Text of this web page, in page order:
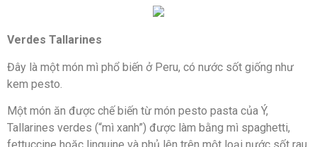
Verdes Tallarines
Đây là một món mì phổ biến ở Peru, có nước sốt giống như
kem pesto.
Một món ăn được chế biến từ món pesto pasta của Ý,
Tallarines verdes (“mì xanh”) được làm bằng mì spaghetti,